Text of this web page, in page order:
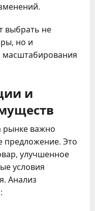
выбрать не
но и
масштабирования
и
рынке важно
предложение. Это
улучшенное
условия
Анализ